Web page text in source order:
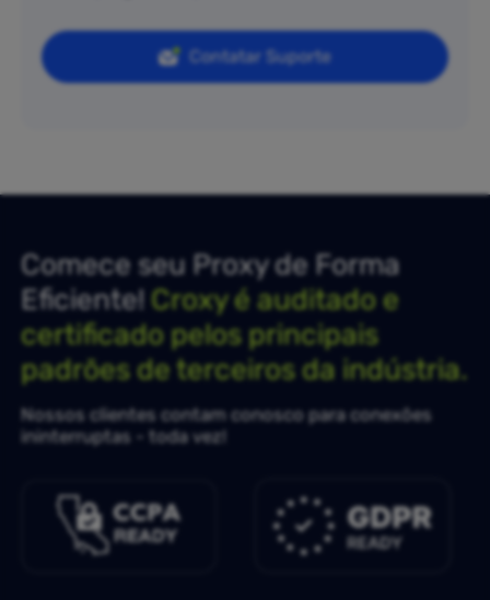
Contatar Suporte
Comece seu Proxy de Forma
Eficiente!Croxy é auditado e
certificado pelos principais
padrões de terceiros da indústria.
Nossos clientes contam conosco para conexões
ininterruptas - toda vez!